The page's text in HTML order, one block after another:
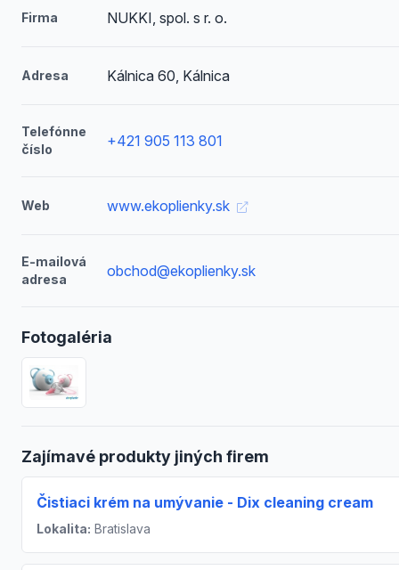
Firma NUKKI, spol. s r. o.
Adresa Kálnica 60, Kálnica
Telefónne
číslo
+421 905 113 801
Web www.ekoplienky.sk
E-mailová
adresa
obchod@ekoplienky.sk
Fotogaléria
Zajímavé produkty jiných firem
Čistiaci krém na umývanie - Dix cleaning cream
Lokalita: Bratislava